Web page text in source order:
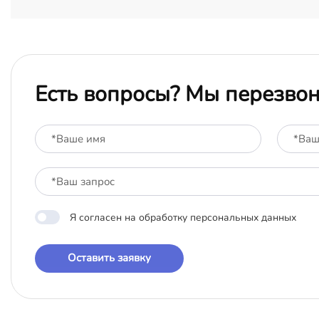
Есть вопросы? Мы
Я согласен на обработку персональных данных
Оставить заявку